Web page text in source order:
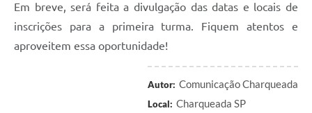
Em breve, será feita a divulgação das datas e locais de
inscrições para a primeira turma. Fiquem atentos e
aproveitem essa oportunidade!
Autor: Comunicação Charqueada
Local: Charqueada SP